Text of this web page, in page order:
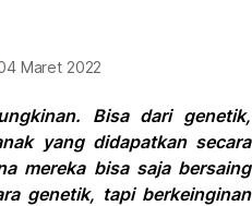
Maret 2022
Bisa dari genetik,
yang didapatkan secara
mereka bisa saja bersaing
genetik, tapi berkeinginan